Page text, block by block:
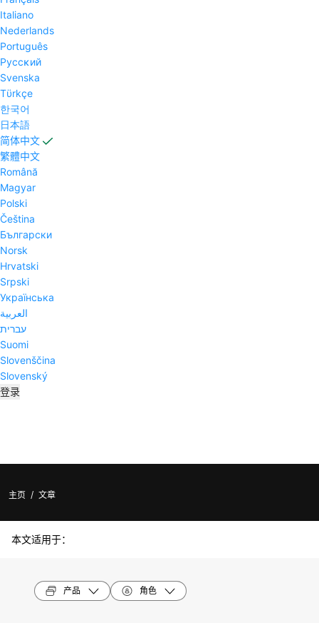
Italiano
Nederlands
Português
Pyccĸий
Svenska
Tϋrkçe
한국어
日本語
简体中文
繁體中文
Română
Magyar
Polski
Čeština
Български
Norsk
Hrvatski
Srpski
Українська
العربية
עברית
Suomi
Slovenščina
Slovenský
登录
主页 / 文章
本文适用于：
产品 角色